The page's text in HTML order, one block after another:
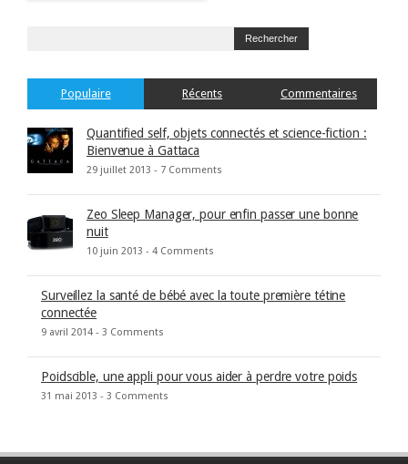
Populaire Récents Commentaires
Quantified self, objets connectés et science-fiction :
Bienvenue à Gattaca
29 juillet 2013 - 7 Comments
Zeo Sleep Manager, pour enfin passer une bonne
nuit
10 juin 2013 - 4 Comments
Surveillez la santé de bébé avec la toute première tétine
connectée
9 avril 2014 - 3 Comments
Poidscible, une appli pour vous aider à perdre votre poids
31 mai 2013 - 3 Comments